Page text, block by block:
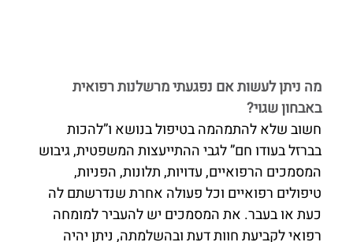
מה ניתן לעשות אם נפגעתי מרשלנות רפואית
באבחון שגוי?
חשוב שלא להתמהמה בטיפול בנושא ו”להכות
בברזל בעודו חם” לגבי ההתייעצות המשפטית, גיבוש
המסמכים הרפואיים, עדויות, תלונות, הפניות,
טיפולים רפואיים וכל פעולה אחרת שנדרשתם לה
כעת או בעבר. את המסמכים יש להעביר למומחה
רפואי לקביעת חוות דעת ובהשלמתה, ניתן יהיה